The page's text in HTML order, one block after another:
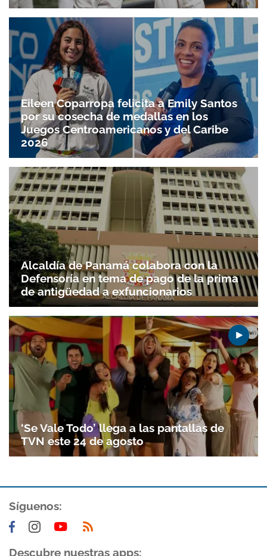
Eileen Coparropa felicita a Emily Santos
por su cosecha de medallas en los
Juegos Centroamericanos y del Caribe
2026
Alcaldía de Panamá colabora con la
Defensoría en tema de pago de la prima
de antigüedad a exfuncionarios
‘Se Vale Todo’ llega a las pantallas de
TVN este 24 de agosto
Síguenos:
Descubre nuestras apps: